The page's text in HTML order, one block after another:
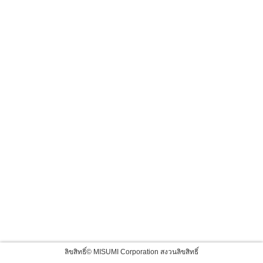
ลิขสิทธิ์© MISUMI Corporation สงวนลิขสิทธิ์